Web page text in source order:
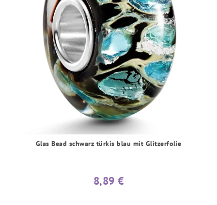
Glas Bead schwarz türkis blau mit Glitzerfolie
8,89 €